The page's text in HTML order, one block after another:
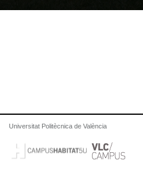
Universitat Politècnica de València